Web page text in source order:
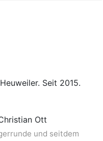
Seit 2015.
Ott
und seitdem